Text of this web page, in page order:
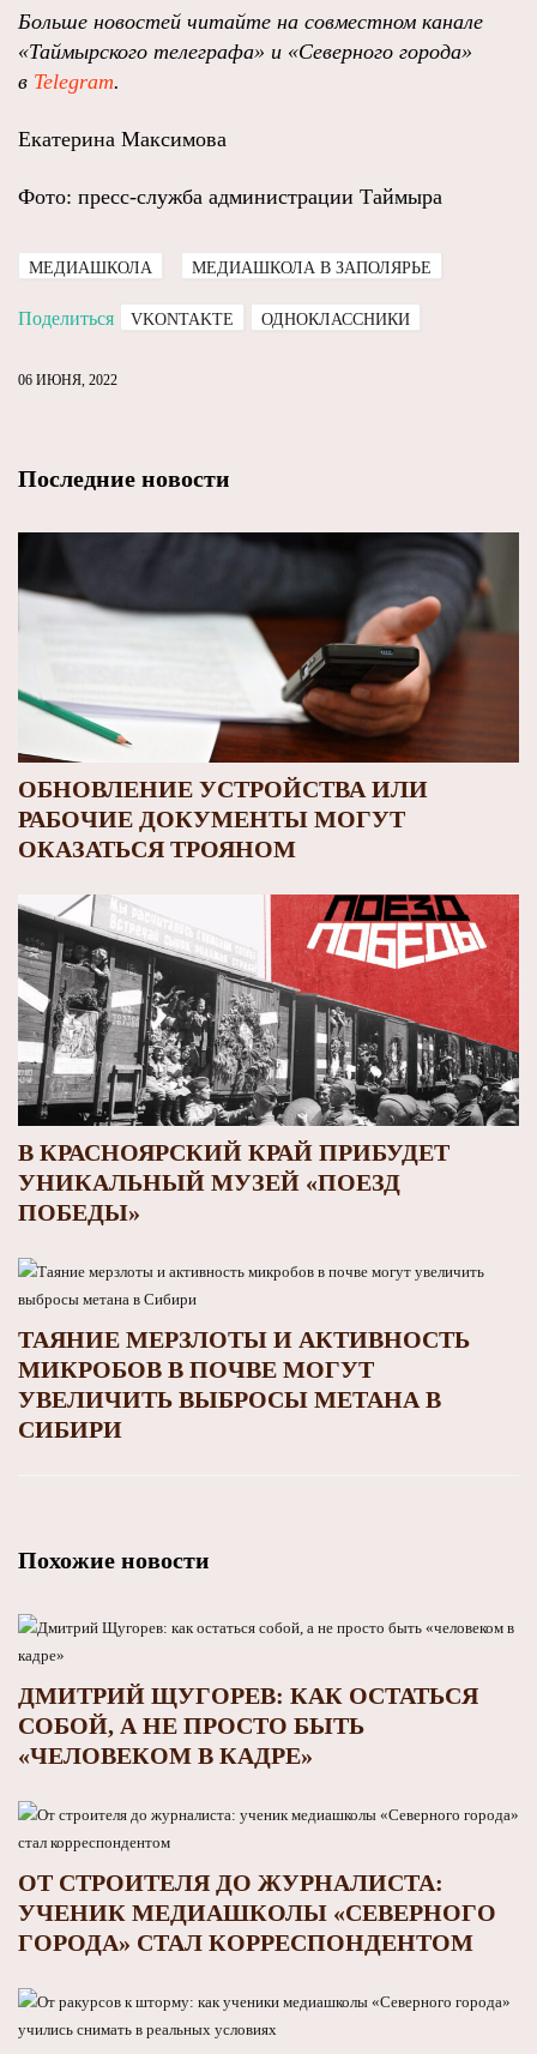
Больше новостей читайте на совместном канале
«Таймырского телеграфа» и «Северного города»
в Telegram.
Екатерина Максимова
Фото: пресс-служба администрации Таймыра
МЕДИАШКОЛА МЕДИАШКОЛА В ЗАПОЛЯРЬЕ
Поделиться VKONTAKTE ОДНОКЛАССНИКИ
06 ИЮНЯ, 2022
Последние новости
ОБНОВЛЕНИЕ УСТРОЙСТВА ИЛИ
РАБОЧИЕ ДОКУМЕНТЫ МОГУТ
ОКАЗАТЬСЯ ТРОЯНОМ
В КРАСНОЯРСКИЙ КРАЙ ПРИБУДЕТ
УНИКАЛЬНЫЙ МУЗЕЙ «ПОЕЗД
ПОБЕДЫ»
ТАЯНИЕ МЕРЗЛОТЫ И АКТИВНОСТЬ
МИКРОБОВ В ПОЧВЕ МОГУТ
УВЕЛИЧИТЬ ВЫБРОСЫ МЕТАНА В
СИБИРИ
Похожие новости
ДМИТРИЙ ЩУГОРЕВ: КАК ОСТАТЬСЯ
СОБОЙ, А НЕ ПРОСТО БЫТЬ
«ЧЕЛОВЕКОМ В КАДРЕ»
ОТ СТРОИТЕЛЯ ДО ЖУРНАЛИСТА:
УЧЕНИК МЕДИАШКОЛЫ «СЕВЕРНОГО
ГОРОДА» СТАЛ КОРРЕСПОНДЕНТОМ